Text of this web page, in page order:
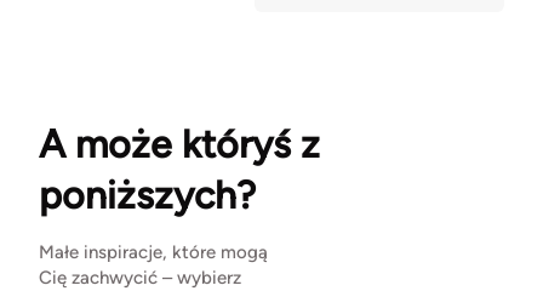
A może któryś z
poniższych?
Małe inspiracje, które mogą
Cię zachwycić – wybierz